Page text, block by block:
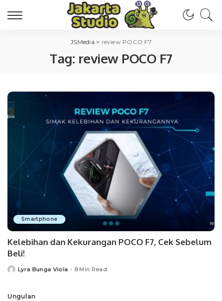
JSMedia > review POCO F7
Tag: review POCO F7
Smartphone
Kelebihan dan Kekurangan POCO F7, Cek Sebelum
Beli!
PostedLyra Bunga Viola 8 Min Read
Ungulan